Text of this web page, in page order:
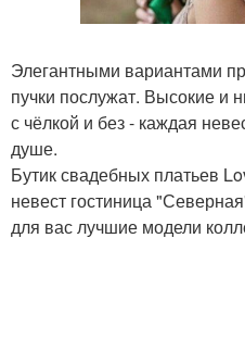
Элегантными вариантами
пучки послужат. Высокие и
с чёлкой и без - каждая
душе.
Бутик свадебных платьев
невест гостиница
для вас лучшие модели